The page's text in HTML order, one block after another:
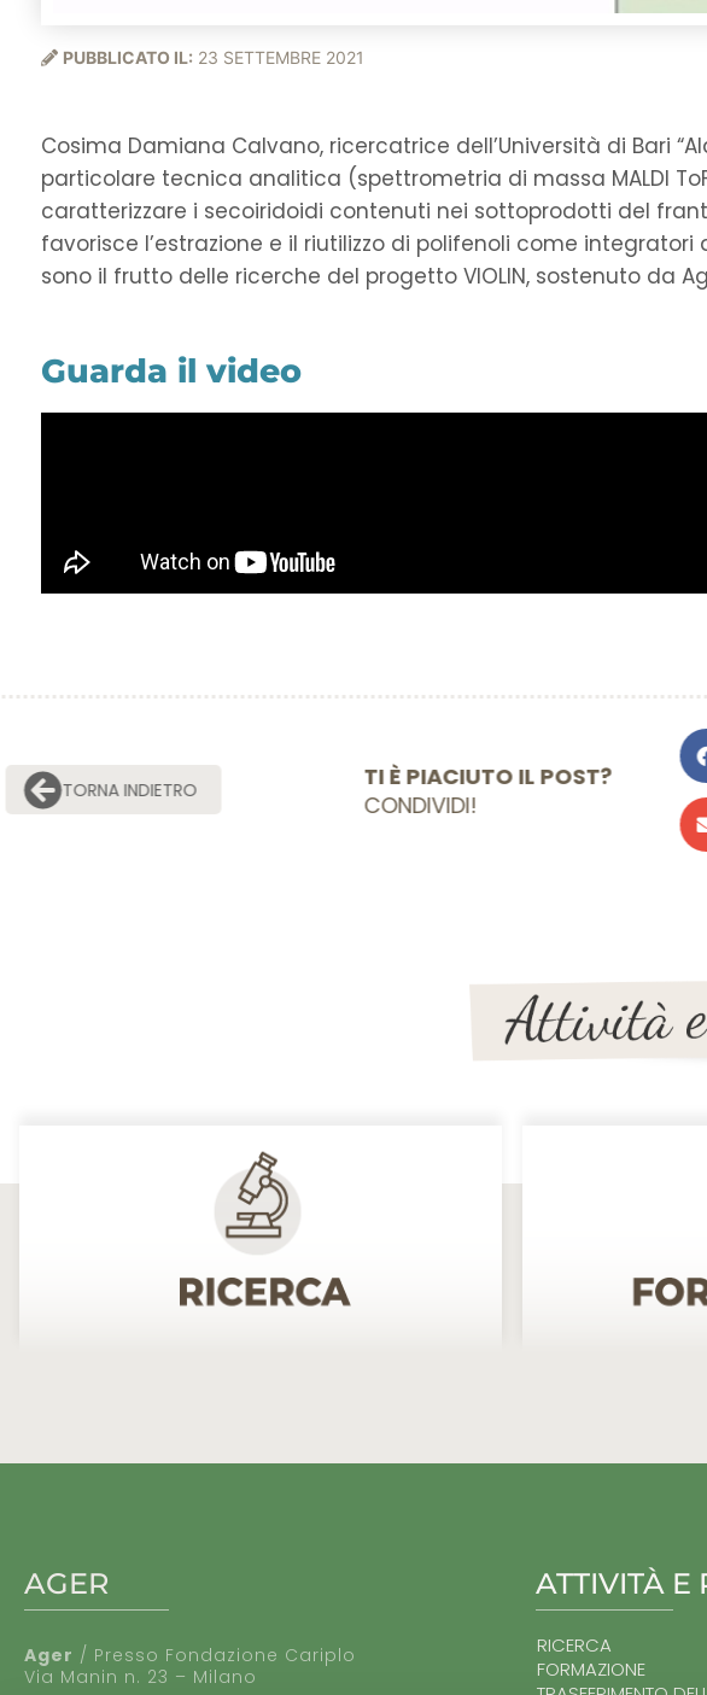
PUBBLICATO IL: 23 SETTEMBRE 2021
Cosima Damiana Calvano, ricercatrice dell’Università di Bari
particolare tecnica analitica (spettrometria di massa MALDI
caratterizzare i secoiridoidi contenuti nei sottoprodotti del
favorisce l’estrazione e il riutilizzo di polifenoli come
sono il frutto delle ricerche del progetto VIOLIN, sostenuto da
Guarda il video
TORNA INDIETRO
TI È PIACIUTO IL POST?
CONDIVIDI!
AGER
Ager / Presso Fondazione Cariplo
Via Manin n. 23 – Milano
ATTIVITÀ E
RICERCA
FORMAZIONE